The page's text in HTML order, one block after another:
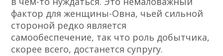
фактор для женщины-Овна, чьей сильной
стороной редко является
самообеспечение, так что роль добытчика,
скорее всего, достанется супругу.